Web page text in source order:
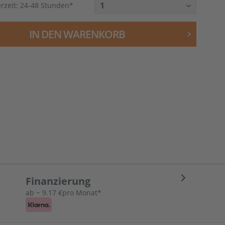
24-48 Stunden*
IN DENWARENKORB
Finanzierung
ab ~ 9.17 €pro Monat*